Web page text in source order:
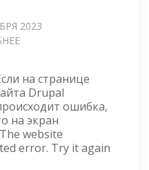
2023
—
ОТОБРАЗИТЬ
ОШИБКИ
PHP
на странице
Drupal
ошибка,
на экран
website
error. Try it again